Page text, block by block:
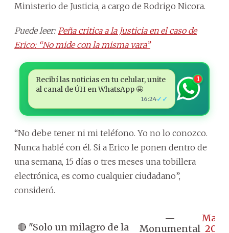
Ministerio de Justicia, a cargo de Rodrigo Nicora.
Puede leer: Peña critica a la Justicia en el caso de
Erico: “No mide con la misma vara”
Recibí las noticias en tu celular, unite
al canal de ÚH en WhatsApp 🤩
16:24✓✓
1
“No debe tener ni mi teléfono. Yo no lo conozco.
Nunca hablé con él. Si a Erico le ponen dentro de
una semana, 15 días o tres meses una tobillera
electrónica, es como cualquier ciudadano”,
consideró.
🔴 "Solo un milagro de la
—
Monumental
May
20,